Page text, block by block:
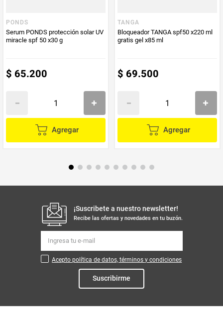
PONDS
Serum PONDS protección solar UV
miracle spf 50 x30 g
$ 65.200
Agregar
TANGA
Bloqueador TANGA spf50 x220 ml
gratis gel x85 ml
$ 69.500
Agregar
¡Suscribete a nuestro newsletter!
Recibe las ofertas y novedades en tu buzón.
Acepto política de datos, términos y condiciones
Suscribirme